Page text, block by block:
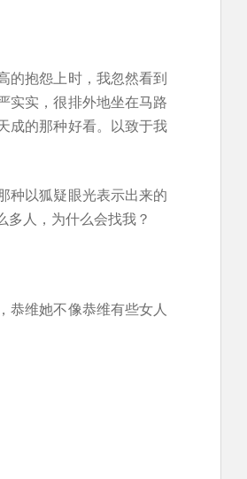
的抱怨上时，我忽然看到
实实，很排外地坐在马路
成的那种好看。以致于我
种以狐疑眼光表示出来的
人，为什么会找我？
恭维她不像恭维有些女人